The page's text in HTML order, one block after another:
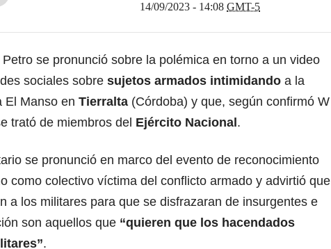
14/09/2023 - 14:08 GMT-5
se pronunció sobre la polémica en torno a un video
sociales sobre sujetos armados intimidando a la
El Manso en Tierralta (Córdoba) y que, según confirmó W
trató de miembros del Ejército Nacional .
se pronunció en marco del evento de reconocimiento
como colectivo víctima del conflicto armado y advirtió que
a los militares para que se disfrazaran de insurgentes e
son aquellos que “quieren que los hacendados
.